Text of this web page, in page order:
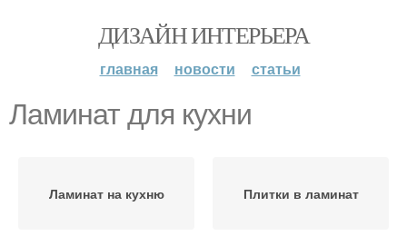
ДИЗАЙН ИНТЕРЬЕРА
главная новости статьи
Ламинат для кухни
Ламинат на кухню Плитки в ламинат